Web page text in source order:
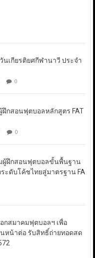
นเกียรติยศกีฬานาวี ประจำ
0
ฝึกสอนฟุตบอลหลักสูตร FAT
0
มผู้ฝึกสอนฟุตบอลขั้นพื้นฐาน
ระดับโค้ชไทยสู่มาตรฐาน FA
กสมาคมฟุตบอลฯ เพื่อ
หน้าต่อ รับสิทธิ์ถ่ายทอดสด